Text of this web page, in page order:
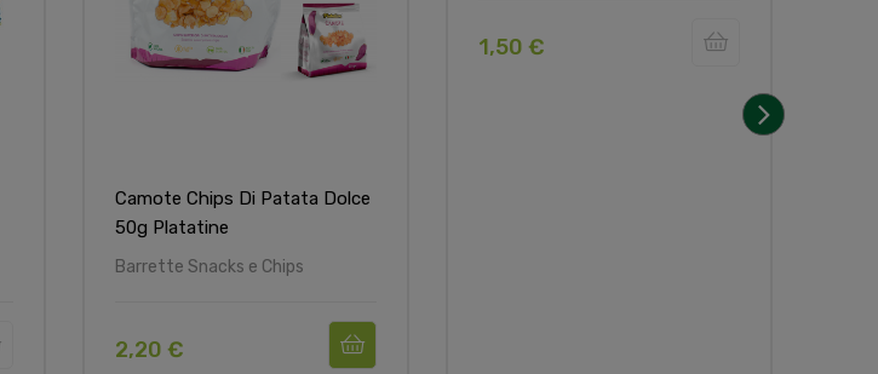
Camote Chips Di Patata Dolce
50g Platatine
Barrette Snacks e Chips
2,20 €
1,50 €